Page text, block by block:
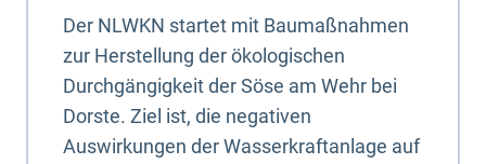
Der NLWKN startet mit Baumaßnahmen
zur Herstellung der ökologischen
Durchgängigkeit der Söse am Wehr bei
Dorste. Ziel ist, die negativen
Auswirkungen der Wasserkraftanlage auf